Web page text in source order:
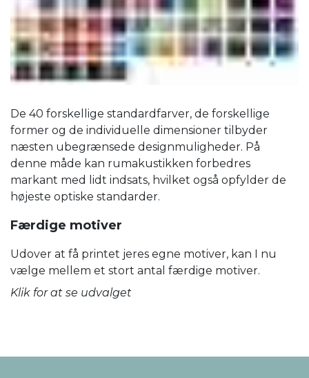
De 40 forskellige standardfarver, de forskellige
former og de individuelle dimensioner tilbyder
næsten ubegrænsede designmuligheder. På
denne måde kan rumakustikken forbedres
markant med lidt indsats, hvilket også opfylder de
højeste optiske standarder.
Færdige motiver
Udover at få printet jeres egne motiver, kan I nu
vælge mellem et stort antal færdige motiver.
Klik for at se udvalget